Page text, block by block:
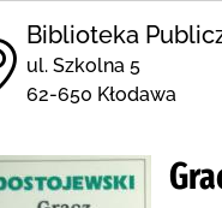
Biblioteka
ul. Szkolna 5
62-650 Kłodawa